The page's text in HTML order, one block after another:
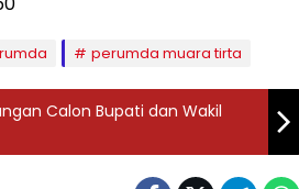
perumda muara tirta
Calon Bupati dan Wakil